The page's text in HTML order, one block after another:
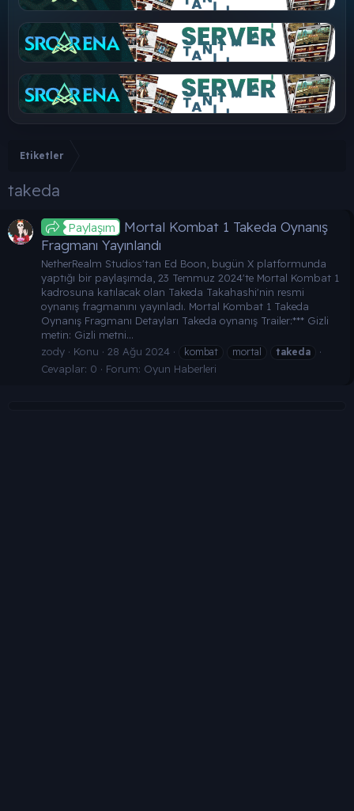
Etiketler
takeda
Paylaşım
Mortal Kombat 1 Takeda Oynanış
Fragmanı Yayınlandı
NetherRealm Studios'tan Ed Boon, bugün X platformunda
yaptığı bir paylaşımda, 23 Temmuz 2024'te Mortal Kombat 1
kadrosuna katılacak olan Takeda Takahashi'nin resmi
oynanış fragmanını yayınladı. Mortal Kombat 1 Takeda
Oynanış Fragmanı Detayları Takeda oynanış Trailer:*** Gizli
metin: Gizli metni...
zody
Konu 28 Ağu 2024 kombat mortal takeda
Cevaplar: 0 Forum: Oyun Haberleri